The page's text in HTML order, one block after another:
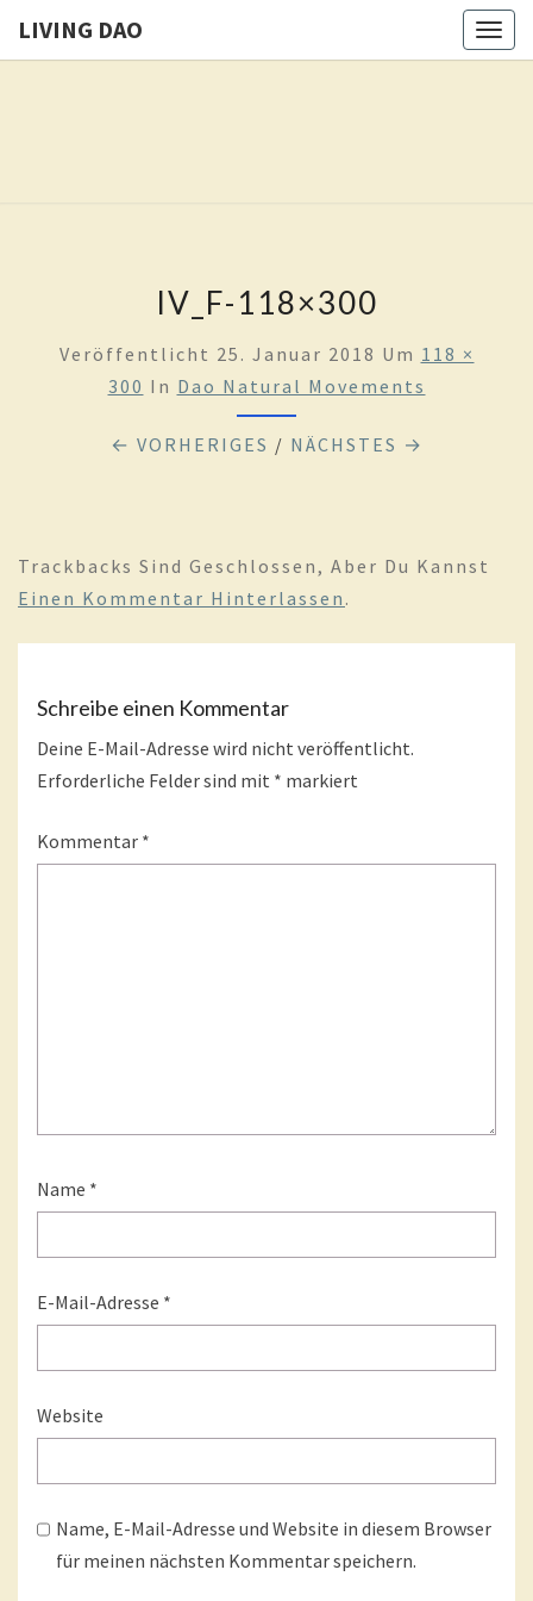
LIVING DAO
IV_F-118×300
Veröffentlicht 25. Januar 2018 Um 118 ×
300 In Dao Natural Movements
← VORHERIGES / NÄCHSTES →
Trackbacks Sind Geschlossen, Aber Du Kannst
Einen Kommentar Hinterlassen .
Schreibe einen Kommentar
Deine E-Mail-Adresse wird nicht veröffentlicht.
Erforderliche Felder sind mit * markiert
Kommentar *
Name *
E-Mail-Adresse *
Website
Name, E-Mail-Adresse und Website in diesem Browser
für meinen nächsten Kommentar speichern.